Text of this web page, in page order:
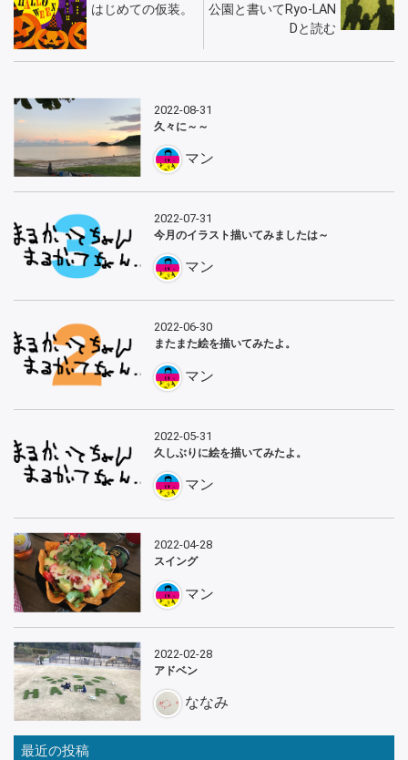
はじめての仮装。
公園と書いてRyo-LAN
Dと読む
2022-08-31
久々に～～
マン
2022-07-31
今月のイラスト描いてみましたは～
マン
2022-06-30
またまた絵を描いてみたよ。
マン
2022-05-31
久しぶりに絵を描いてみたよ。
マン
2022-04-28
スイング
マン
2022-02-28
アドベン
ななみ
最近の投稿